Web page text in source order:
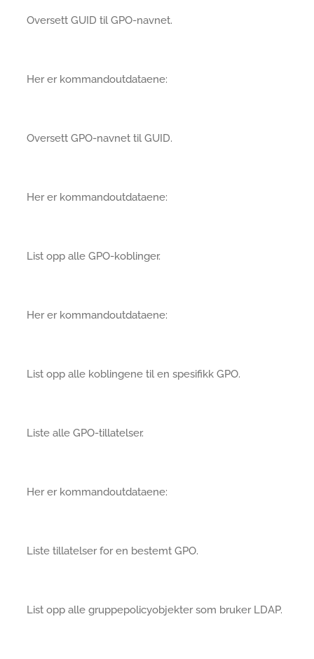
Oversett GUID til GPO-navnet.
Her er kommandoutdataene:
Oversett GPO-navnet til GUID.
Her er kommandoutdataene:
List opp alle GPO-koblinger.
Her er kommandoutdataene:
List opp alle koblingene til en spesifikk GPO.
Liste alle GPO-tillatelser.
Her er kommandoutdataene:
Liste tillatelser for en bestemt GPO.
List opp alle gruppepolicyobjekter som bruker LDAP.